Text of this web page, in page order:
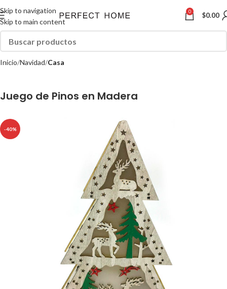
Skip to navigation
Skip to main content
0 $0.00
Inicio Navidad Casa
Juego de Pinos en Madera
-40%